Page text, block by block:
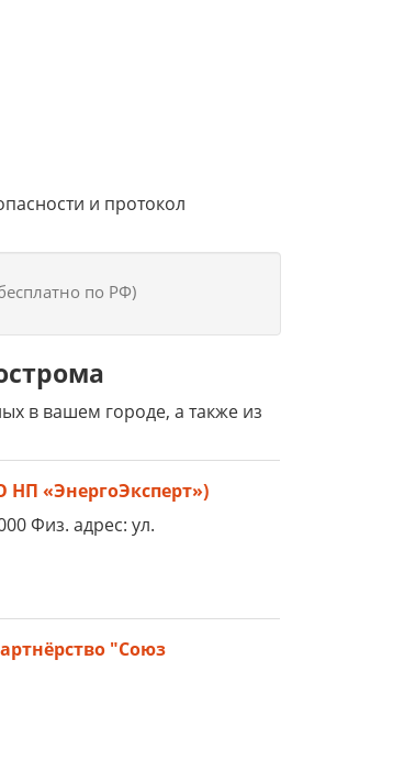
и протокол
по РФ)
в вашем городе, а также из
НП «ЭнергоЭксперт»)
Физ. адрес: ул.
"Союз